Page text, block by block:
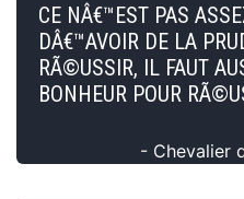
CE NÂ€™EST PAS
DÂ€™AVOIR DE LA
RÃ©USSIR, IL FAUT
BONHEUR POUR
- Chevalier